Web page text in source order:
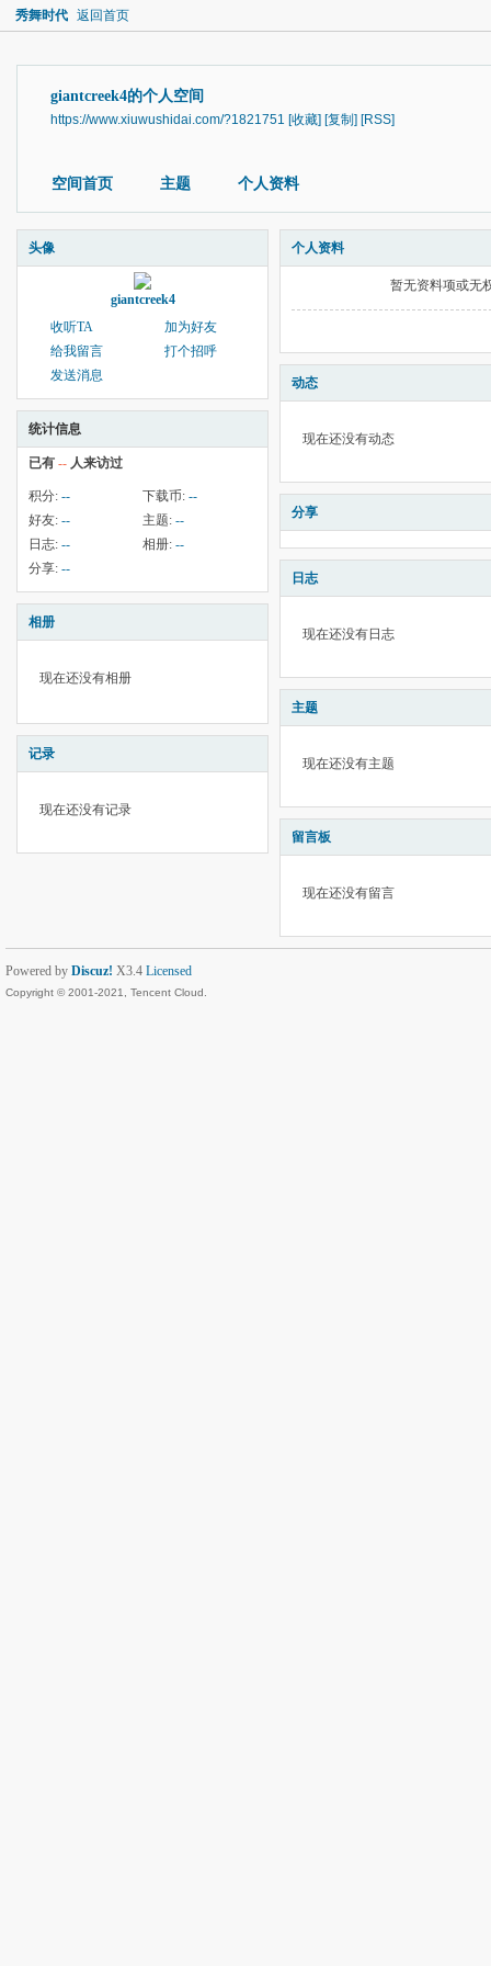
秀舞时代 返回首页
giantcreek4的个人空间
https://www.xiuwushidai.com/?1821751 [收藏] [复制] [RSS]
空间首页 主题 个人资料
头像
giantcreek4
收听TA
加为好友
给我留言
打个招呼
发送消息
统计信息
已有 -- 人来访过
积分: -- 下载币: --
好友: -- 主题: --
日志: -- 相册: --
分享: --
相册
现在还没有相册
记录
现在还没有记录
个人资料
暂无资料项或无
动态
现在还没有动态
分享
日志
现在还没有日志
主题
现在还没有主题
留言板
现在还没有留言
Powered by Discuz! X3.4 Licensed
Copyright © 2001-2021, Tencent Cloud.